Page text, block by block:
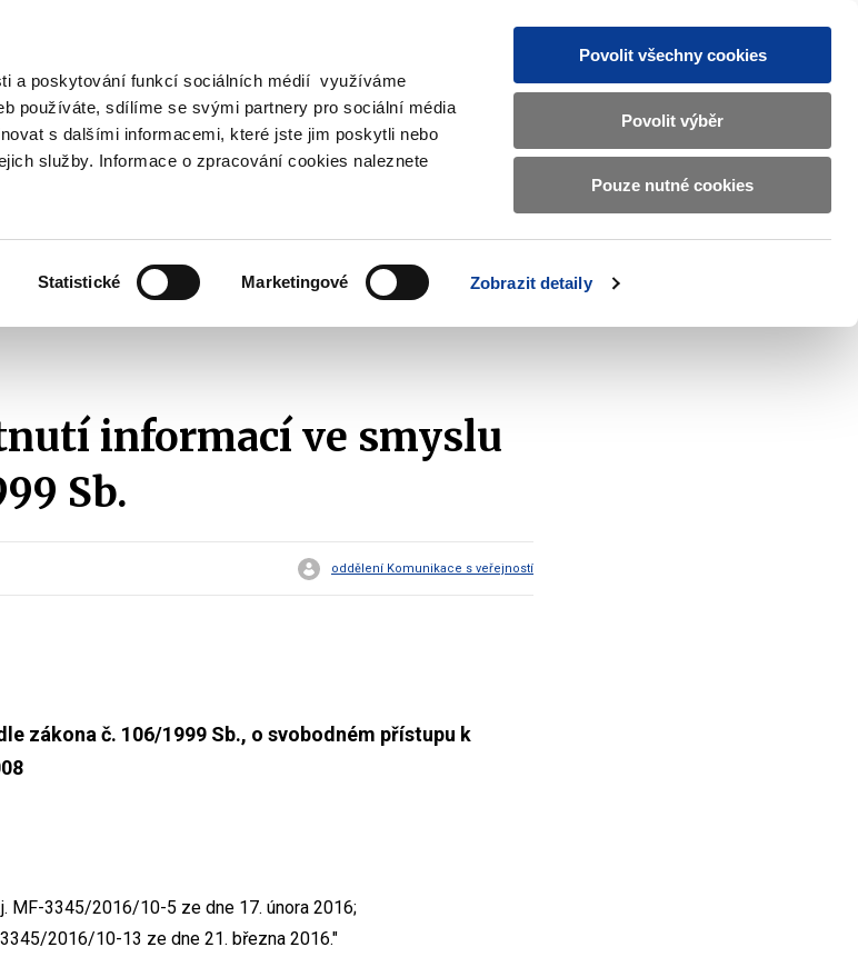
a poskytování funkcí sociálních médií využíváme
používáte, sdílíme se svými partnery pro sociální média
s dalšími informacemi, které jste jim poskytli nebo
služby. Informace o zpracování cookies naleznete
Statistické Marketingové Zobrazit detaily
Povolit všechny cookies
Povolit výběr
Pouze nutné cookies
Vyhledat
CZ EN
Základní
informace
o
Ministerstvu
financí
submenu
submenu
účetnictví
submenu
EU
submenu
Žádosti o informace dle zákona č. 106/1999 Sb. Seznam podaných žádostí
informací ve smyslu
Sb.
oddělení Komunikace s veřejností
zákona č. 106/1999 Sb., o svobodném přístupu k
MF-3345/2016/10-5 ze dne 17. února 2016;
2016/10-13 ze dne 21. března 2016."